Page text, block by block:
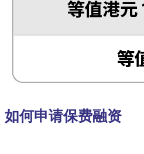
如何申请保费融资